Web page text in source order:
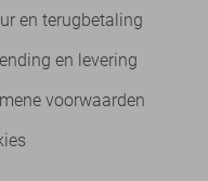
en terugbetaling
en levering
voorwaarden